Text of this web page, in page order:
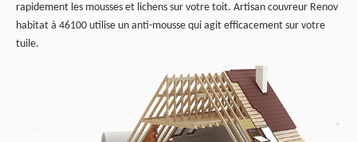
rapidement les mousses et lichens sur votre toit. Artisan couvreur Renov
habitat à 46100 utilise un anti-mousse qui agit efficacement sur votre
tuile.